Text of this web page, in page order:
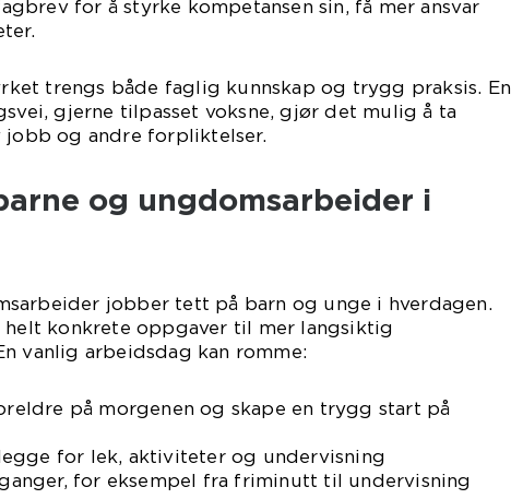
for å styrke kompetansen sin, få mer ansvar
trengs både faglig kunnskap og trygg praksis. En
gjerne tilpasset voksne, gjør det mulig å ta
jobb og andre forpliktelser.
og ungdomsarbeider i
jobber tett på barn og unge i hverdagen.
konkrete oppgaver til mer langsiktig
vanlig arbeidsdag kan romme:
på morgenen og skape en trygg start på
for lek, aktiviteter og undervisning
for eksempel fra friminutt til undervisning